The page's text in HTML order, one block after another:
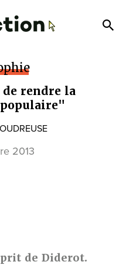
rendre la
2013
de Diderot.